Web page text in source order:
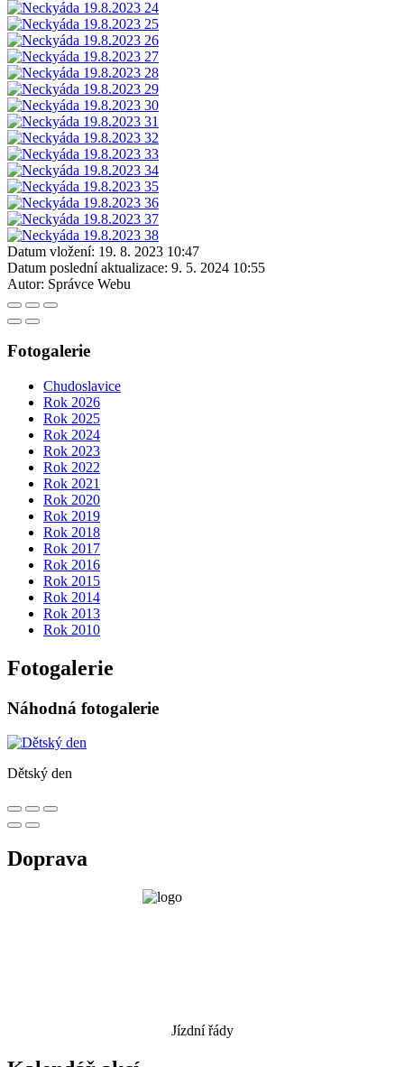
Datum vložení: 19. 8. 2023 10:47
Datum poslední aktualizace: 9. 5. 2024 10:55
Autor: Správce Webu
Fotogalerie
Chudoslavice
Rok 2026
Rok 2025
Rok 2024
Rok 2023
Rok 2022
Rok 2021
Rok 2020
Rok 2019
Rok 2018
Rok 2017
Rok 2016
Rok 2015
Rok 2014
Rok 2013
Rok 2010
Fotogalerie
Náhodná fotogalerie
Dětský den
Doprava
Jízdní řády